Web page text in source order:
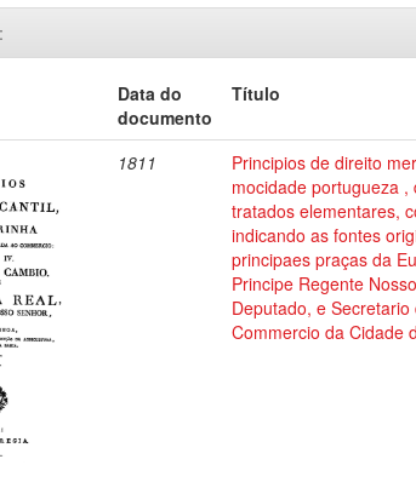
Data do
documento
Título
1811
Principios de direito
mocidade portugueza
tratados elementares,
indicando as fontes
principaes praças da
Principe Regente
Deputado, e
Commercio da Cidade